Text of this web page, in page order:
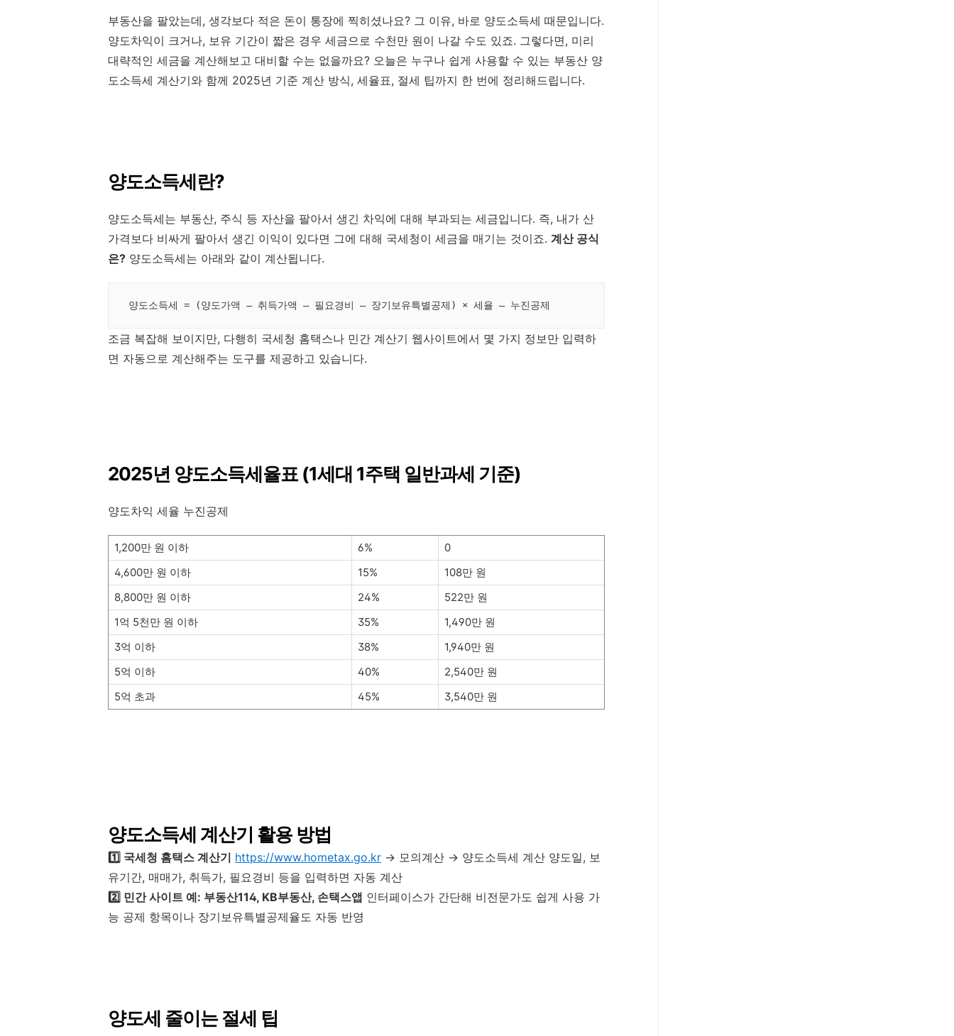
부동산을 팔았는데, 생각보다 적은 돈이 통장에 찍히셨나요? 그 이유, 바로 양도소득세 때문입니다.
양도차익이 크거나, 보유 기간이 짧은 경우 세금으로 수천만 원이 나갈 수도 있죠. 그렇다면, 미리
대략적인 세금을 계산해보고 대비할 수는 없을까요? 오늘은 누구나 쉽게 사용할 수 있는 부동산 양
도소득세 계산기와 함께 2025년 기준 계산 방식, 세율표, 절세 팁까지 한 번에 정리해드립니다.
양도소득세란?
양도소득세는 부동산, 주식 등 자산을 팔아서 생긴 차익에 대해 부과되는 세금입니다. 즉, 내가 산
가격보다 비싸게 팔아서 생긴 이익이 있다면 그에 대해 국세청이 세금을 매기는 것이죠. 계산 공식
은? 양도소득세는 아래와 같이 계산됩니다.
양도소득세 = (양도가액 – 취득가액 – 필요경비 – 장기보유특별공제) × 세율 – 누진공제
조금 복잡해 보이지만, 다행히 국세청 홈택스나 민간 계산기 웹사이트에서 몇 가지 정보만 입력하
면 자동으로 계산해주는 도구를 제공하고 있습니다.
2025년 양도소득세율표 (1세대 1주택 일반과세 기준)
양도차익 세율 누진공제
1,200만 원 이하 6%
0
4,600만 원 이하
15%
108만 원
8,800만 원 이하
24%
522만 원
1억 5천만 원 이하
35%
1,490만 원
3억 이하
38%
1,940만 원
5억 이하
40%
2,540만 원
5억 초과
45% 3,540만 원
양도소득세 계산기 활용 방법
1️⃣ 국세청 홈택스 계산기 https://www.hometax.go.kr → 모의계산 → 양도소득세 계산 양도일, 보
유기간, 매매가, 취득가, 필요경비 등을 입력하면 자동 계산
2️⃣ 민간 사이트 예: 부동산114, KB부동산, 손택스앱 인터페이스가 간단해 비전문가도 쉽게 사용 가
능 공제 항목이나 장기보유특별공제율도 자동 반영
양도세 줄이는 절세 팁